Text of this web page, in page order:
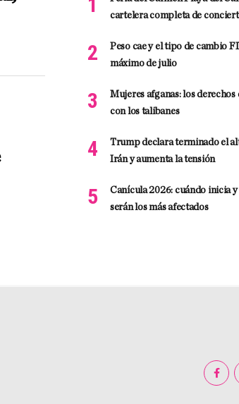
cartelera completa de
Peso cae y el tipo de cambio
máximo de julio
Mujeres afganas: los
con los talibanes
Trump declara terminado el
Irán y aumenta la tensión
Canícula 2026: cuándo inicia y
serán los más afectados